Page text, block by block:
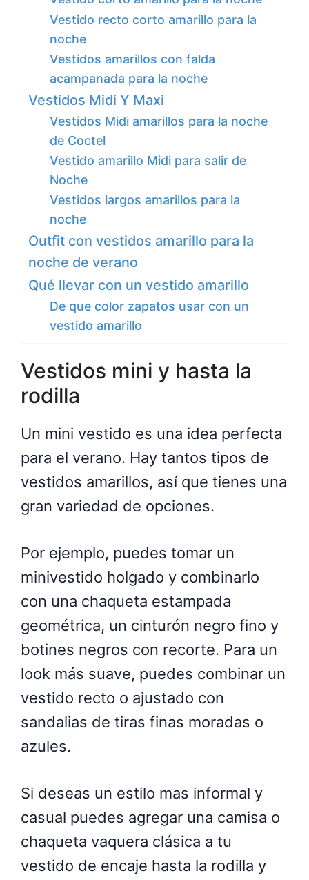
Vestido recto corto amarillo para la
noche
Vestidos amarillos con falda
acampanada para la noche
Vestidos Midi Y Maxi
Vestidos Midi amarillos para la noche
de Coctel
Vestido amarillo Midi para salir de
Noche
Vestidos largos amarillos para la
noche
Outfit con vestidos amarillo para la
noche de verano
Qué llevar con un vestido amarillo
De que color zapatos usar con un
vestido amarillo
Vestidos mini y hasta la
rodilla
Un mini vestido es una idea perfecta
para el verano. Hay tantos tipos de
vestidos amarillos, así que tienes una
gran variedad de opciones.
Por ejemplo, puedes tomar un
minivestido holgado y combinarlo
con una chaqueta estampada
geométrica, un cinturón negro fino y
botines negros con recorte. Para un
look más suave, puedes combinar un
vestido recto o ajustado con
sandalias de tiras finas moradas o
azules.
Si deseas un estilo mas informal y
casual puedes agregar una camisa o
chaqueta vaquera clásica a tu
vestido de encaje hasta la rodilla y